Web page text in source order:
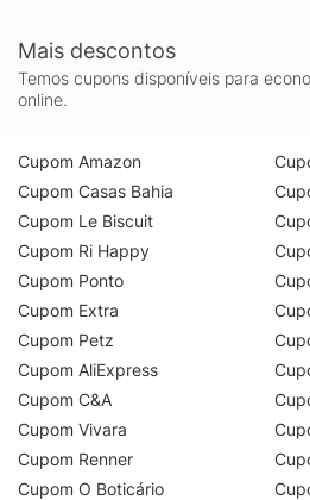
Mais descontos
Temos cupons disponíveis para
online.
Cupom Amazon
Cupom Casas Bahia
Cupom Le Biscuit
Cupom Ri Happy
Cupom Ponto
Cupom Extra
Cupom Petz
Cupom AliExpress
Cupom C&A
Cupom Vivara
Cupom Renner
Cupom O Boticário